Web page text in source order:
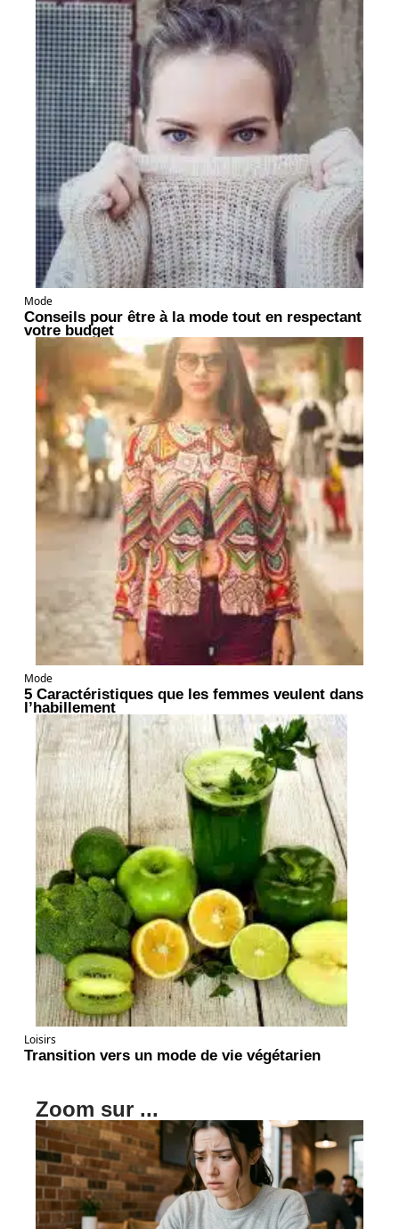
Mode
Conseils pour être à la mode tout en respectant
votre budget
Mode
5 Caractéristiques que les femmes veulent dans
l’habillement
Loisirs
Transition vers un mode de vie végétarien
Zoom sur ...